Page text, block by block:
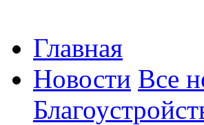
Главная
Новости Все